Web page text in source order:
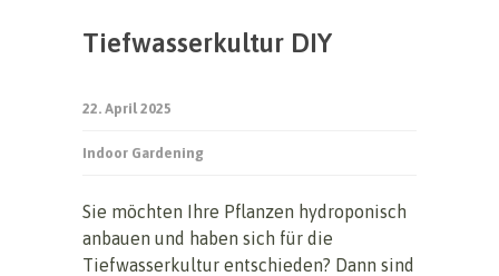
Tiefwasserkultur DIY
22. April 2025
Indoor Gardening
Sie möchten Ihre Pflanzen hydroponisch
anbauen und haben sich für die
Tiefwasserkultur entschieden? Dann sind